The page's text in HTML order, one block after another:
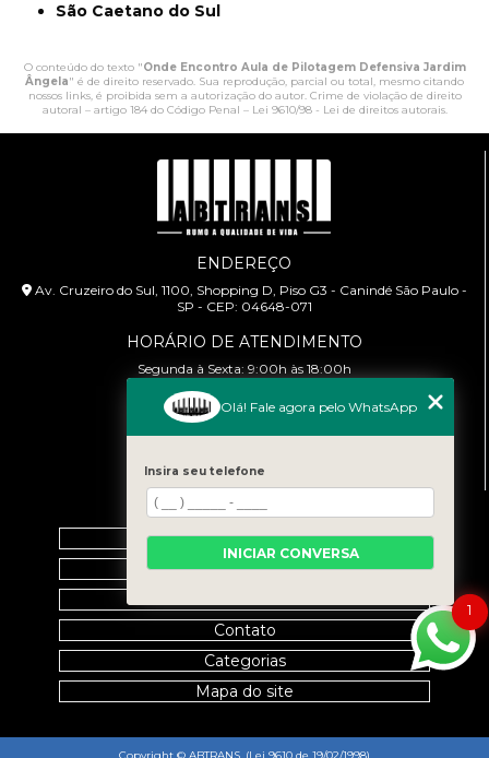
São Caetano do Sul
O conteúdo do texto "Onde Encontro Aula de Pilotagem Defensiva Jardim
Ângela" é de direito reservado. Sua reprodução, parcial ou total, mesmo citando
nossos links, é proibida sem a autorização do autor. Crime de violação de direito
autoral – artigo 184 do Código Penal – Lei 9610/98 - Lei de direitos autorais.
ENDEREÇO
Av. Cruzeiro do Sul, 1100, Shopping D, Piso G3 - Canindé São Paulo -
SP - CEP: 04648-071
HORÁRIO DE ATENDIMENTO
Segunda à Sexta: 9:00h às 18:00h
CONTATO
(11) 99458-7351
cursoabtrans@gmail.com
MENU
Home
Empresa
Contato
Categorias
Mapa do site
1
Olá! Fale agora pelo WhatsApp
Insira seu telefone
INICIAR CONVERSA